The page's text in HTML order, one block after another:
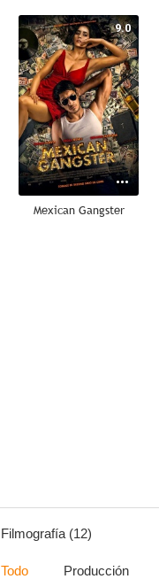
9.0
Mexican Gangster
Filmografía (12)
Todo Producción